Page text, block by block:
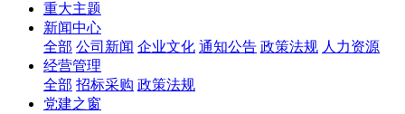
重大主题
新闻中心
全部 公司新闻 企业文化 通知公告 政策法规 人力资源
经营管理
全部 招标采购 政策法规
党建之窗